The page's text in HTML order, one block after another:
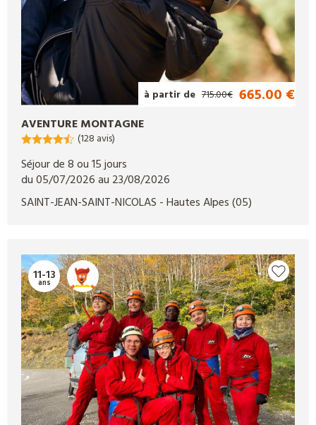
à partir de 715.00€ 665.00 €
AVENTURE MONTAGNE
(128 avis)
Séjour de 8 ou 15 jours
du 05/07/2026 au 23/08/2026
SAINT-JEAN-SAINT-NICOLAS - Hautes Alpes(05)
11-13
ans